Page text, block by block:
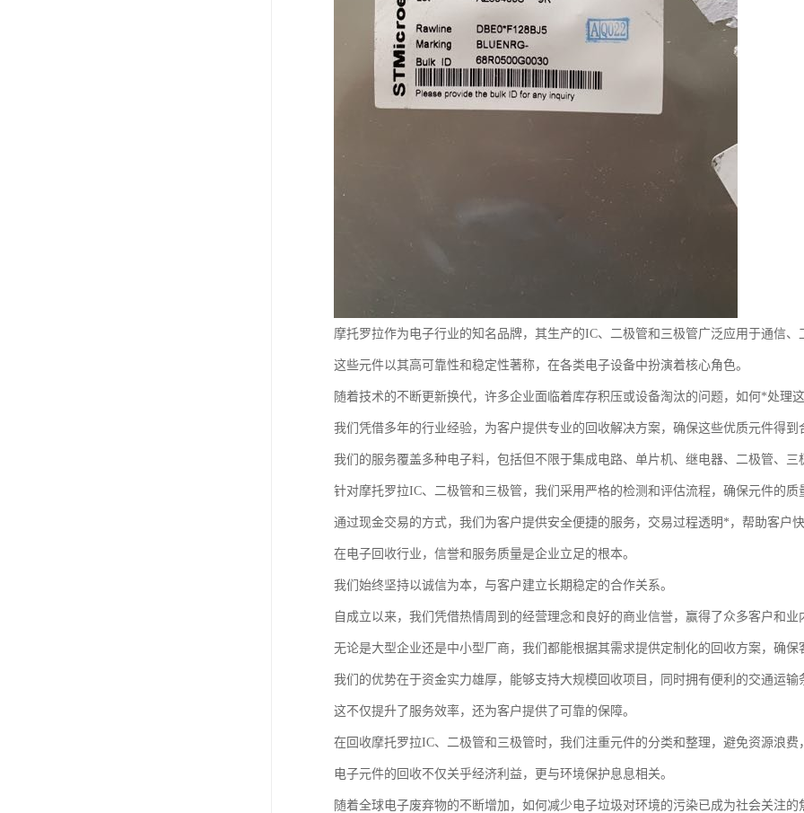
摩托罗拉作为电子行业的知名品牌，其生产的IC、二极管和三极管广泛应用于通信
这些元件以其高可靠性和稳定性著称，在各类电子设备中扮演着核心角色。
随着技术的不断更新换代，许多企业面临着库存积压或设备淘汰的问题，如何*处理
我们凭借多年的行业经验，为客户提供专业的回收解决方案，确保这些优质元件得到
我们的服务覆盖多种电子料，包括但不限于集成电路、单片机、继电器、二极管、
针对摩托罗拉IC、二极管和三极管，我们采用严格的检测和评估流程，确保元件的质
通过现金交易的方式，我们为客户提供安全便捷的服务，交易过程透明*，帮助客户
在电子回收行业，信誉和服务质量是企业立足的根本。
我们始终坚持以诚信为本，与客户建立长期稳定的合作关系。
自成立以来，我们凭借热情周到的经营理念和良好的商业信誉，赢得了众多客户和业
无论是大型企业还是中小型厂商，我们都能根据其需求提供定制化的回收方案，确保
我们的优势在于资金实力雄厚，能够支持大规模回收项目，同时拥有便利的交通运
这不仅提升了服务效率，还为客户提供了可靠的保障。
在回收摩托罗拉IC、二极管和三极管时，我们注重元件的分类和整理，避免资源浪
电子元件的回收不仅关乎经济利益，更与环境保护息息相关。
随着全球电子废弃物的不断增加，如何减少电子垃圾对环境的污染已成为社会关注的